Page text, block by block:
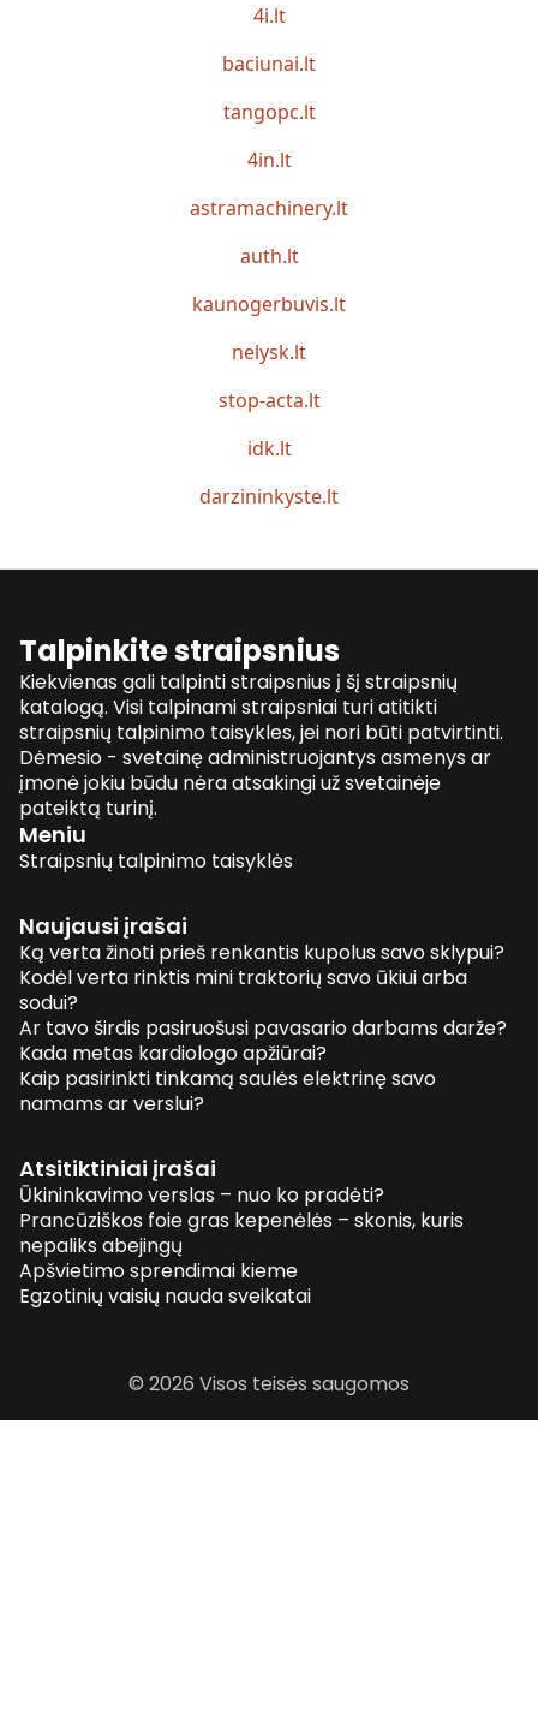
4i.lt
baciunai.lt
tangopc.lt
4in.lt
astramachinery.lt
auth.lt
kaunogerbuvis.lt
nelysk.lt
stop-acta.lt
idk.lt
darzininkyste.lt
Talpinkite straipsnius
Kiekvienas gali talpinti straipsnius į šį straipsnių
katalogą. Visi talpinami straipsniai turi atitikti
straipsnių talpinimo taisykles, jei nori būti patvirtinti.
Dėmesio - svetainę administruojantys asmenys ar
įmonė jokiu būdu nėra atsakingi už svetainėje
pateiktą turinį.
Meniu
Straipsnių talpinimo taisyklės
Naujausi įrašai
Ką verta žinoti prieš renkantis kupolus savo sklypui?
Kodėl verta rinktis mini traktorių savo ūkiui arba
sodui?
Ar tavo širdis pasiruošusi pavasario darbams darže?
Kada metas kardiologo apžiūrai?
Kaip pasirinkti tinkamą saulės elektrinę savo
namams ar verslui?
Atsitiktiniai įrašai
Ūkininkavimo verslas – nuo ko pradėti?
Prancūziškos foie gras kepenėlės – skonis, kuris
nepaliks abejingų
Apšvietimo sprendimai kieme
Egzotinių vaisių nauda sveikatai
© 2026 Visos teisės saugomos